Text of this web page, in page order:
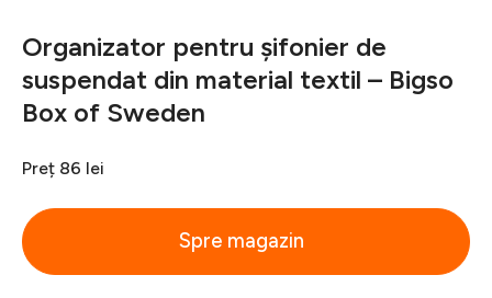
Organizator pentru șifonier de
suspendat din material textil – Bigso
Box of Sweden
Preț 86 lei
Spre magazin